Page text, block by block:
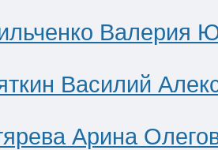
Валерия
Василий
Арина